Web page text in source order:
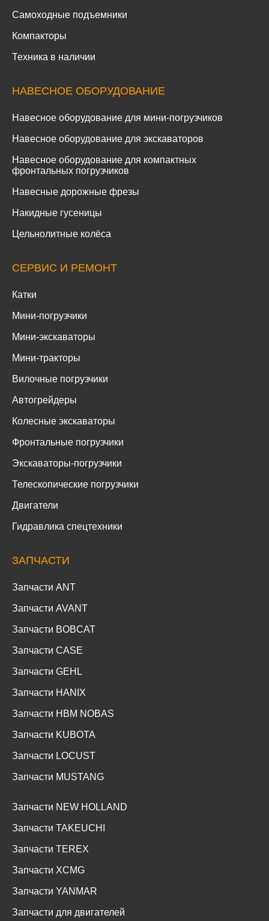
Самоходные подъемники
Компакторы
Техника в наличии
НАВЕСНОЕ ОБОРУДОВАНИЕ
Навесное оборудование для мини-погрузчиков
Навесное оборудование для экскаваторов
Навесное оборудование для компактных
фронтальных погрузчиков
Навесные дорожные фрезы
Накидные гусеницы
Цельнолитные колёса
СЕРВИС И РЕМОНТ
Катки
Мини-погрузчики
Мини-экскаваторы
Мини-тракторы
Вилочные погрузчики
Автогрейдеры
Колесные экскаваторы
Фронтальные погрузчики
Экскаваторы-погрузчики
Телескопические погрузчики
Двигатели
Гидравлика спецтехники
ЗАПЧАСТИ
Запчасти ANT
Запчасти AVANT
Запчасти BOBCAT
Запчасти CASE
Запчасти GEHL
Запчасти HANIX
Запчасти HBM NOBAS
Запчасти KUBOTA
Запчасти LOCUST
Запчасти MUSTANG
Запчасти NEW HOLLAND
Запчасти TAKEUCHI
Запчасти TEREX
Запчасти XCMG
Запчасти YANMAR
Запчасти для двигателей